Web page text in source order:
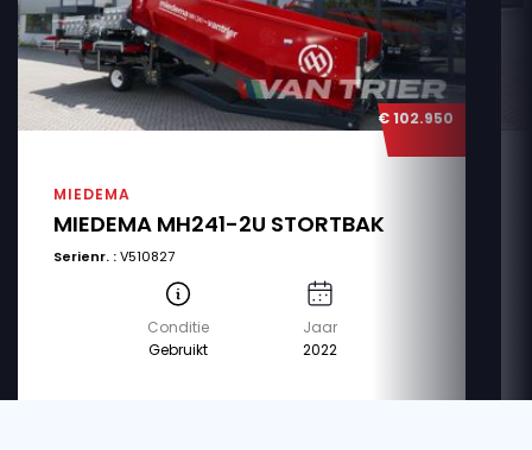
€ 102.950
MIEDEMA
MIEDEMA MH241-2U STORTBAK
Serienr. :V510827
Conditie
Gebruikt
Jaar
2022